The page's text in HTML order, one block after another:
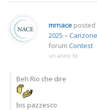
mrnace posted
2025 –
forum Contest
un anno fa
Beh Rio che dire
bis pazzesco